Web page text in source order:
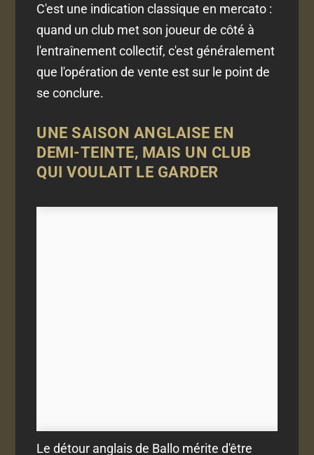
C'est une indication classique en mercato :
quand un club met son joueur de côté à
l'entraînement collectif, c'est généralement
que l'opération de vente est sur le point de
se conclure.
UNE SAISON ANGLAISE EN
DEMI-TEINTE, MAIS UN CLUB
QUI VOULAIT LE GARDER
Le détour anglais de Ballo mérite d'être